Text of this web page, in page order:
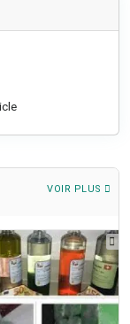
VOIR PLUS
6